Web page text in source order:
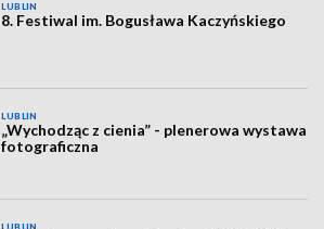
LUBLIN
8. Festiwal im. Bogusława Kaczyńskiego
LUBLIN
„Wychodząc z cienia” - plenerowa wystawa
fotograficzna
LUBLIN